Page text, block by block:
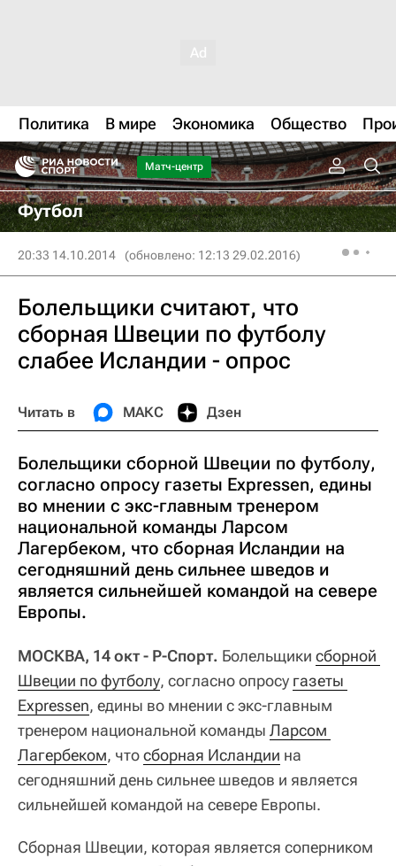
Политика В мире Экономика Общество
Матч-центр
Футбол
20:33 14.10.2014 (обновлено: 12:13 29.02.2016)
Болельщики считают, что
сборная Швеции по футболу
слабее Исландии - опрос
Читать в МАКС Дзен
Болельщики сборной Швеции по футболу,
согласно опросу газеты Expressen, едины
во мнении с экс-главным тренером
национальной команды Ларсом
Лагербеком, что сборная Исландии на
сегодняшний день сильнее шведов и
является сильнейшей командой на севере
Европы.
МОСКВА, 14 окт - Р-Спорт. Болельщики сборной
Швеции по футболу, согласно опросу газеты
Expressen, едины во мнении с экс-главным
тренером национальной команды Ларсом
Лагербеком, чтосборная Исландии на
сегодняшний день сильнее шведов и является
сильнейшей командой на севере Европы.
Сборная Швеции, которая является соперником